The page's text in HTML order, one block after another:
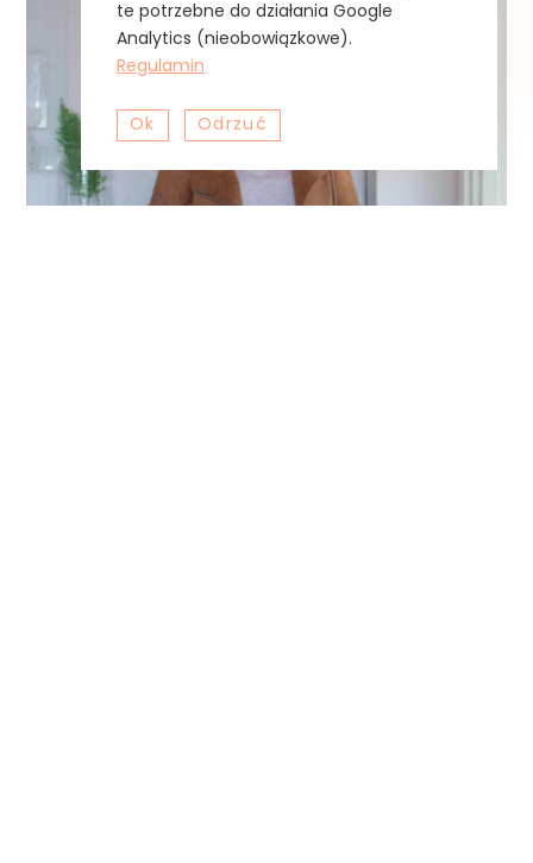
te potrzebne do działania Google
Analytics (nieobowiązkowe).
Regulamin
Ok Odrzuć